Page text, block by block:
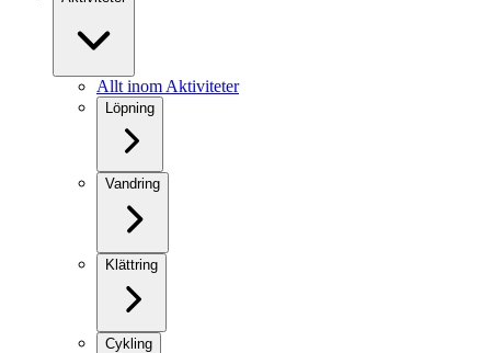
Allt inom Aktiviteter
Löpning
Vandring
Klättring
Cykling